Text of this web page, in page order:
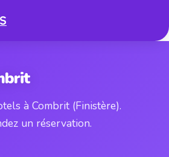
à Combrit (Finistère).
un réservation.